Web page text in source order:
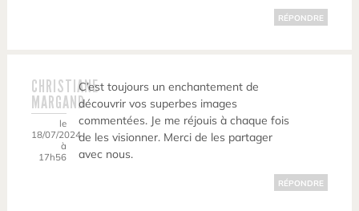
RÉPONDRE
CHRISTIANE
MARGAND
le
18/07/2024
à
17h56
C’est toujours un enchantement de
découvrir vos superbes images
commentées. Je me réjouis à chaque fois
de les visionner. Merci de les partager
avec nous.
RÉPONDRE